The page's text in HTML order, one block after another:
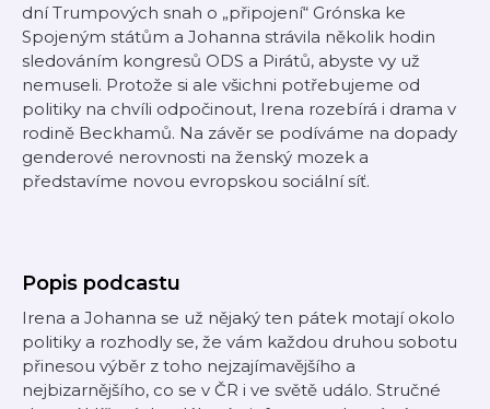
dní Trumpových snah o „připojení“ Grónska ke
Spojeným státům a Johanna strávila několik hodin
sledováním kongresů ODS a Pirátů, abyste vy už
nemuseli. Protože si ale všichni potřebujeme od
politiky na chvíli odpočinout, Irena rozebírá i drama v
rodině Beckhamů. Na závěr se podíváme na dopady
genderové nerovnosti na ženský mozek a
představíme novou evropskou sociální síť.
Popis podcastu
Irena a Johanna se už nějaký ten pátek motají okolo
politiky a rozhodly se, že vám každou druhou sobotu
přinesou výběr z toho nejzajímavějšího a
nejbizarnějšího, co se v ČR i ve světě událo. Stručné